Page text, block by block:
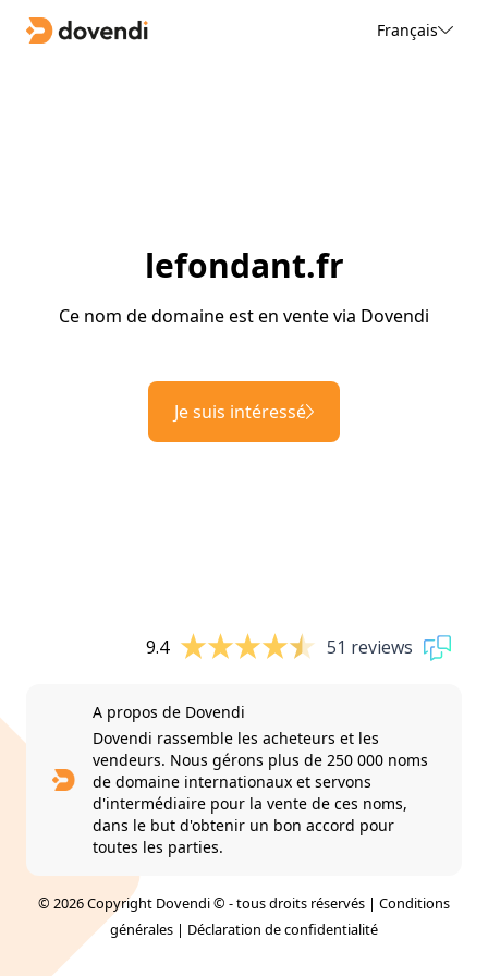
Français
lefondant.fr
Ce nom de domaine est en vente via Dovendi
Je suis intéressé
9.4 51 reviews
A propos de Dovendi
Dovendi rassemble les acheteurs et les
vendeurs. Nous gérons plus de 250 000 noms
de domaine internationaux et servons
d'intermédiaire pour la vente de ces noms,
dans le but d'obtenir un bon accord pour
toutes les parties.
© 2026 Copyright Dovendi © - tous droits réservés | Conditions
générales | Déclaration de confidentialité